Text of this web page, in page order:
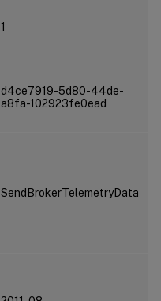
1
d4ce7919-5d80-44de-
a8fa-102923fe0ead
SendBrokerTelemetryData